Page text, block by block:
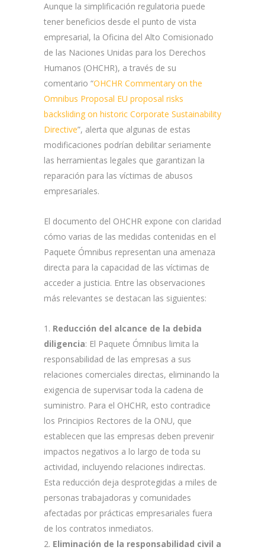
Aunque la simplificación regulatoria puede
tener beneficios desde el punto de vista
empresarial, la Oficina del Alto Comisionado
de las Naciones Unidas para los Derechos
Humanos (OHCHR), a través de su
comentario “OHCHR Commentary on the
Omnibus Proposal EU proposal risks
backsliding on historic Corporate Sustainability
Directive”, alerta que algunas de estas
modificaciones podrían debilitar seriamente
las herramientas legales que garantizan la
reparación para las víctimas de abusos
empresariales.
El documento del OHCHR expone con claridad
cómo varias de las medidas contenidas en el
Paquete Ómnibus representan una amenaza
directa para la capacidad de las víctimas de
acceder a justicia. Entre las observaciones
más relevantes se destacan las siguientes:
Reducción del alcance de la debida
diligencia: El Paquete Ómnibus limita la
responsabilidad de las empresas a sus
relaciones comerciales directas, eliminando la
exigencia de supervisar toda la cadena de
suministro. Para el OHCHR, esto contradice
los Principios Rectores de la ONU, que
establecen que las empresas deben prevenir
impactos negativos a lo largo de toda su
actividad, incluyendo relaciones indirectas.
Esta reducción deja desprotegidas a miles de
personas trabajadoras y comunidades
afectadas por prácticas empresariales fuera
de los contratos inmediatos.
Eliminación de la responsabilidad civil a